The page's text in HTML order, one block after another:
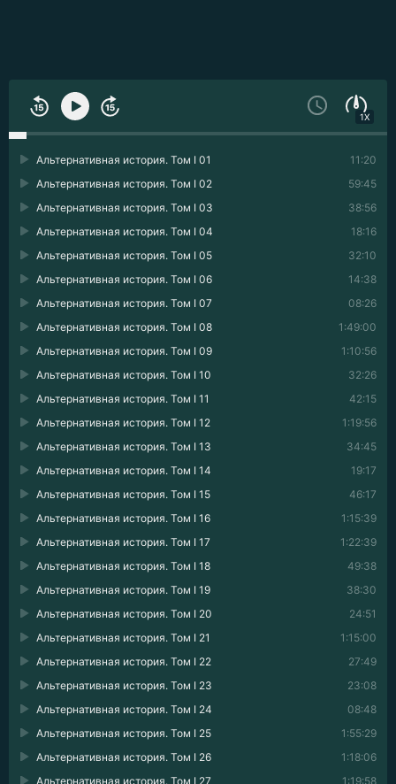
1X
11:20
Альтернативная история. Том I 01
59:45
Альтернативная история. Том I 02
38:56
Альтернативная история. Том I 03
18:16
Альтернативная история. Том I 04
32:10
Альтернативная история. Том I 05
14:38
Альтернативная история. Том I 06
08:26
Альтернативная история. Том I 07
1:49:00
Альтернативная история. Том I 08
1:10:56
Альтернативная история. Том I 09
32:26
Альтернативная история. Том I 10
42:15
Альтернативная история. Том I 11
1:19:56
Альтернативная история. Том I 12
34:45
Альтернативная история. Том I 13
19:17
Альтернативная история. Том I 14
46:17
Альтернативная история. Том I 15
1:15:39
Альтернативная история. Том I 16
1:22:39
Альтернативная история. Том I 17
49:38
Альтернативная история. Том I 18
38:30
Альтернативная история. Том I 19
24:51
Альтернативная история. Том I 20
1:15:00
Альтернативная история. Том I 21
27:49
Альтернативная история. Том I 22
23:08
Альтернативная история. Том I 23
08:48
Альтернативная история. Том I 24
1:55:29
Альтернативная история. Том I 25
1:18:06
Альтернативная история. Том I 26
1:19:58
Альтернативная история. Том I 27